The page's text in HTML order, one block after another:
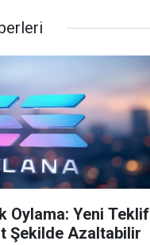
Oylama: Yeni Teklif
Şekilde Azaltabilir